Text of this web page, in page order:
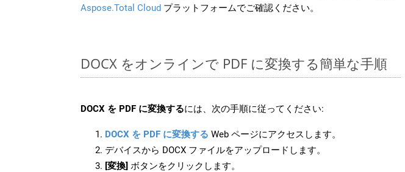
Aspose.Total Cloud プラットフォームでご確認ください。
DOCX をオンラインで PDF に変換する簡単な手順
DOCX を PDF に変換するには、次の手順に従ってください:
DOCX を PDF に変換する Web ページにアクセスします。
デバイスから DOCX ファイルをアップロードします。
[変換] ボタンをクリックします。